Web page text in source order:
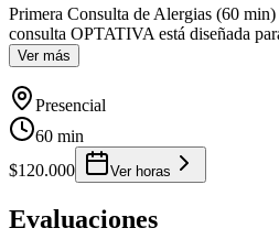
Primera Consulta de Alergias (60
consulta OPTATIVA está diseñada
Ver más
Presencial
60 min
$120.000
Ver horas
Evaluaciones